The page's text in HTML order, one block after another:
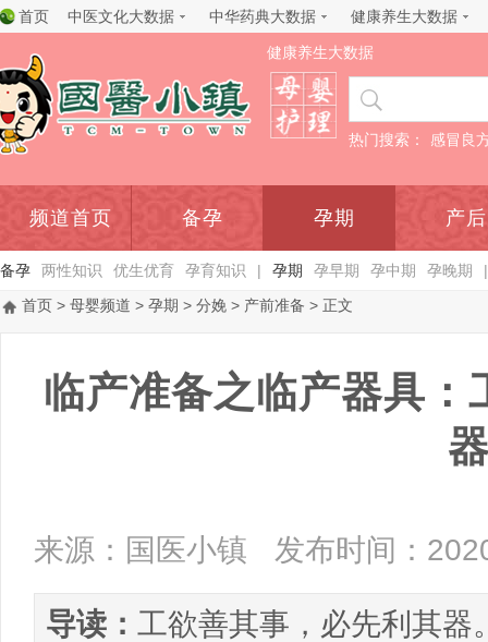
首页 中医文化大数据 中华药典大数据 健康养生大数据
健康养生大数据
热门搜索： 感冒良
频道首页 备孕 孕期 产后
备孕 两性知识 优生优育 孕育知识 | 孕期 孕早期 孕中期 孕晚期
|
首页 > 母婴频道 > 孕期 > 分娩 > 产前准备 > 正文
临产准备之临产器具
来源：国医小镇 发布时间：
导读： 工欲善其事，必先利其器